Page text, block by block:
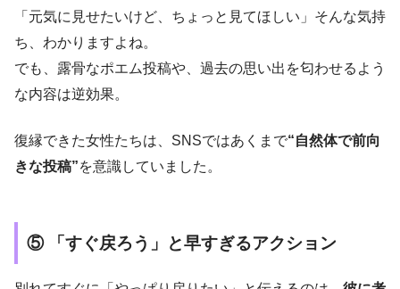
「元気に見せたいけど、ちょっと見てほしい」そんな気持
ち、わかりますよね。
でも、露骨なポエム投稿や、過去の思い出を匂わせるよう
な内容は逆効果。
復縁できた女性たちは、SNSではあくまで“自然体で前向
きな投稿”を意識していました。
⑤ 「すぐ戻ろう」と早すぎるアクション